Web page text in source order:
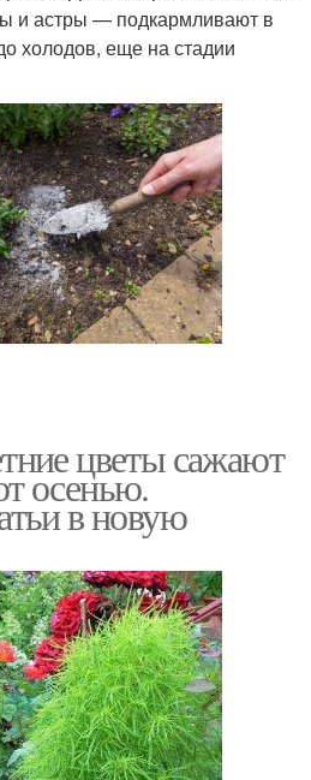
и астры — подкармливают в
холодов, еще на стадии
цветы сажают
осенью.
в новую